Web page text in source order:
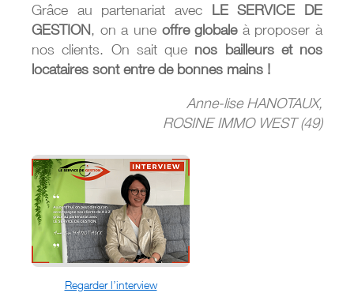
Grâce au partenariat avec LE SERVICE DE
GESTION, on a une offre globaleà proposer à
nos clients. On sait que nos bailleurs et nos
locataires sont entre de bonnes mains !
Anne-lise HANOTAUX,
ROSINE IMMO WEST (49)
Regarder l’interview